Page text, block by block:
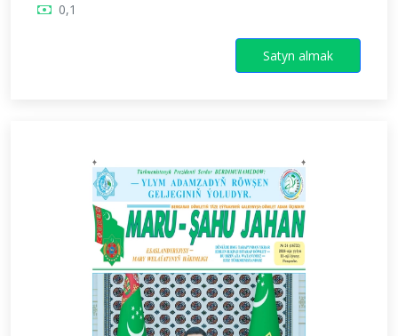
0,1
Satyn almak